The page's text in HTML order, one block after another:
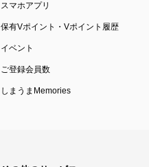
スマホアプリ
保有Vポイント・Vポイント履歴
イベント
ご登録会員数
しまうまMemories